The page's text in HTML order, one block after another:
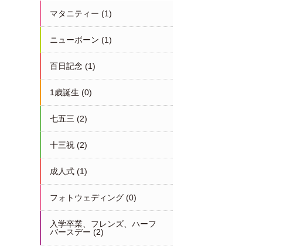
マタニティー (1)
ニューボーン (1)
百日記念 (1)
1歳誕生 (0)
七五三 (2)
十三祝 (2)
成人式 (1)
フォトウェディング (0)
入学卒業、フレンズ、ハーフ
バースデー (2)